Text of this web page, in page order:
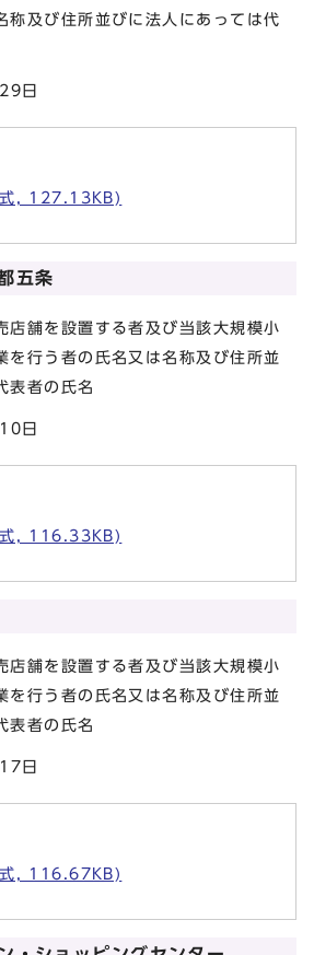
称及び住所並びに法人にあっては代
日
, 127.13KB)
五条
店舗を設置する者及び当該大規模小
を行う者の氏名又は名称及び住所並
表者の氏名
日
, 116.33KB)
店舗を設置する者及び当該大規模小
を行う者の氏名又は名称及び住所並
表者の氏名
日
, 116.67KB)